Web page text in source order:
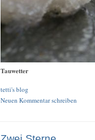
Tauwetter
tetti's blog
Neuen Kommentar schreiben